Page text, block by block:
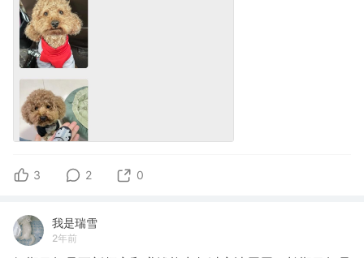
3 2 0
我是瑞雪
2年前